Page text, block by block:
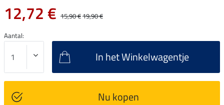
12,72 € 15,90 €19,90 €
Aantal:
In het Winkelwagentje
Nu kopen